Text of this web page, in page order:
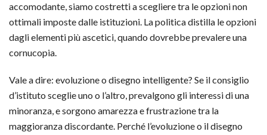
accomodante, siamo costretti a scegliere tra le opzioni non
ottimali imposte dalle istituzioni. La politica distilla le opzioni
dagli elementi più ascetici, quando dovrebbe prevalere una
cornucopia.
Vale a dire: evoluzione o disegno intelligente? Se il consiglio
d’istituto sceglie uno o l’altro, prevalgono gli interessi di una
minoranza, e sorgono amarezza e frustrazione tra la
maggioranza discordante. Perché l’evoluzione o il disegno